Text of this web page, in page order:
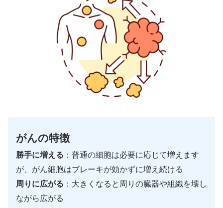
がんの特徴
勝手に増える ：普通の細胞は必要に応じて増えます
が、がん細胞はブレーキが効かずに増え続ける
周りに広がる ：大きくなると周りの臓器や組織を壊し
ながら広がる